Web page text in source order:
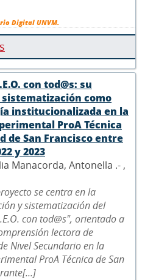
Digital UNVM.
con tod@s: su
como
institucionalizada en la
ProA Técnica
de San Francisco entre
y 2023
Manacorda, Antonella .- ,
se centra en la
y sistematización del
con tod@s", orientado a
lectora de
Nivel Secundario en la
ProA Técnica de San